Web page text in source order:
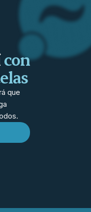
con
que